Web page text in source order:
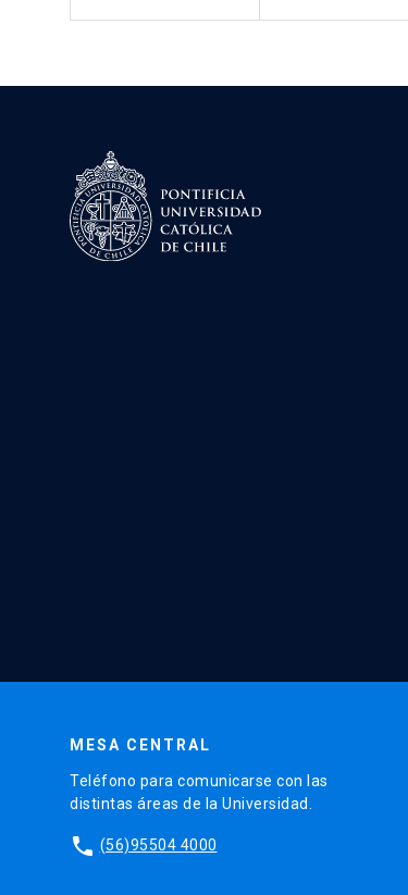
MESA CENTRAL
Teléfono para comunicarse con las
distintas áreas de la Universidad.
phone (56)95504 4000